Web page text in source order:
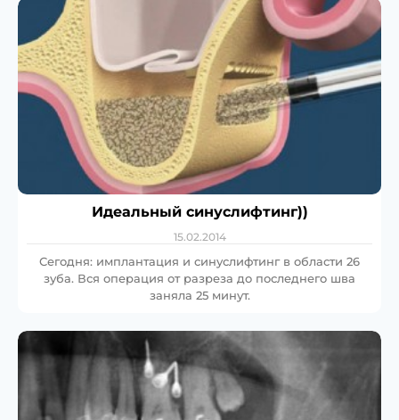
Идеальный синуслифтинг))
15.02.2014
Сегодня: имплантация и синуслифтинг в области 26
зуба. Вся операция от разреза до последнего шва
заняла 25 минут.